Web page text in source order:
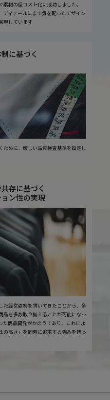
材の低コスト化に成功しました。
ディテールにまで気を配ったデザイン
現しています
に基づく
ために、厳しい品質検査基準を設定し
存に基づく
ン性の実現
た経営姿勢を貫いてきたことから、多
品を多数取り揃えることが可能になっ
た商品開発がかのうであり、これによ
の高さ」を同時に追求する強みを持っ